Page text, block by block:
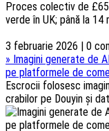
Proces colectiv de
verde în UK; până la 14
3 februarie 2026 | 0
» Imagini generate de
pe platformele de
Escrocii folosesc
crabilor pe Douyin și